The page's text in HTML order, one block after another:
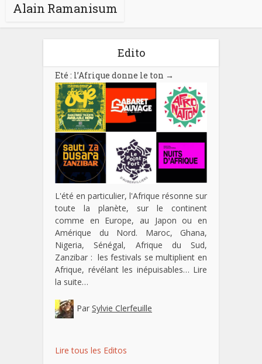
Alain Ramanisum
Edito
Eté : l’Afrique donne le ton →
L'été en particulier, l'Afrique résonne sur
toute la planète, sur le continent
comme en Europe, au Japon ou en
Amérique du Nord. Maroc, Ghana,
Nigeria, Sénégal, Afrique du Sud,
Zanzibar : les festivals se multiplient en
Afrique, révélant les inépuisables… Lire
la suite…
Par Sylvie Clerfeuille
Lire tous les Editos